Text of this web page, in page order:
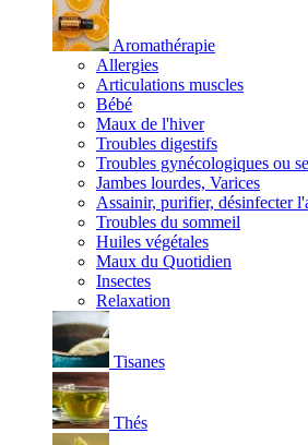
Aromathérapie
Allergies
Articulations muscles
Bébé
Maux de l'hiver
Troubles digestifs
Troubles gynécologiques ou
Jambes lourdes, Varices
Assainir, purifier, désinfecter
Troubles du sommeil
Huiles végétales
Maux du Quotidien
Insectes
Relaxation
Tisanes
Thés